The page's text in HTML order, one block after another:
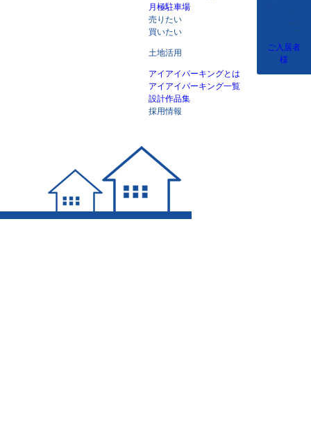
月極駐車場
売りたい
買いたい
土地活用
アイアイパーキングとは
アイアイパーキング一覧
設計作品集
採用情報
ご入居者
様